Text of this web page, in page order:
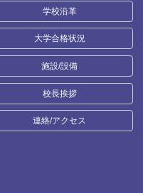
学校沿革
大学合格状況
施設/設備
校長挨拶
連絡/アクセス